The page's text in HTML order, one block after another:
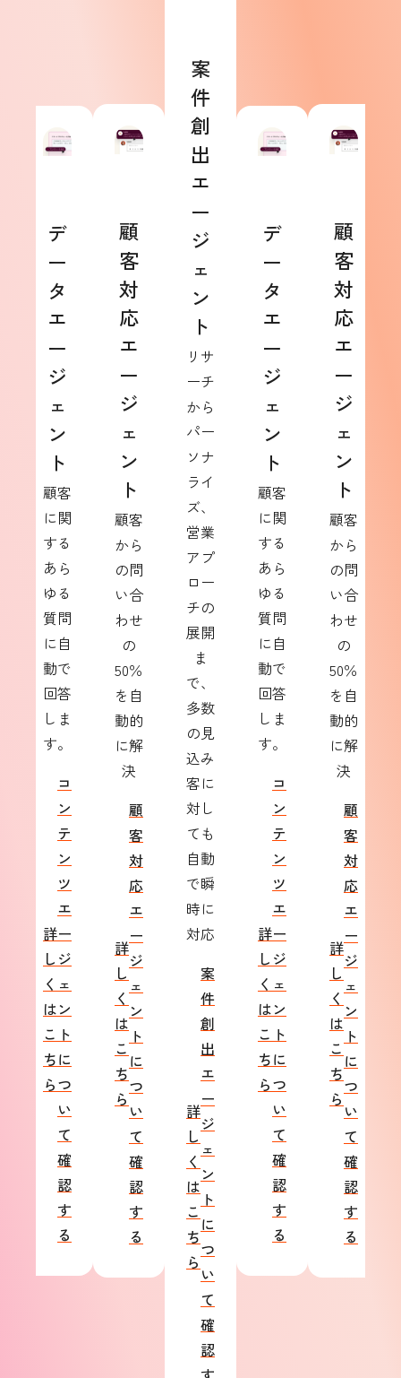
デ
ー
タ
エ
ー
ジ
ェ
ン
ト
顧客
に関
する
あら
ゆる
質問
に自
動で
回答
しま
す。
詳
し
く
は
こ
ち
ら
コ
ン
テ
ン
ツ
エ
ー
ジ
ェ
ン
ト
に
つ
い
て
確
認
す
る
顧
客
対
応
エ
ー
ジ
ェ
ン
ト
顧客
から
の問
い合
わせ
の
50％
を自
動的
に解
決
詳
し
く
は
こ
ち
ら
顧
客
対
応
エ
ー
ジ
ェ
ン
ト
に
つ
い
て
確
認
す
る
案
件
創
出
エ
ー
ジ
ェ
ン
ト
リサ
ーチ
から
パー
ソナ
ライ
ズ、
営業
アプ
ロー
チの
展開
ま
で、
多数
の見
込み
客に
対し
ても
自動
で瞬
時に
対応
詳
し
く
は
こ
ち
ら
案
件
創
出
エ
ー
ジ
ェ
ン
ト
に
つ
い
て
確
認
デ
ー
タ
エ
ー
ジ
ェ
ン
ト
顧客
に関
する
あら
ゆる
質問
に自
動で
回答
しま
す。
詳
し
く
は
こ
ち
ら
コ
ン
テ
ン
ツ
エ
ー
ジ
ェ
ン
ト
に
つ
い
て
確
認
す
る
顧
客
対
応
エ
ー
ジ
ェ
ン
ト
顧客
から
の問
い合
わせ
の
50％
を自
動的
に解
決
詳
し
く
は
こ
ち
ら
顧
客
対
応
エ
ー
ジ
ェ
ン
ト
に
つ
い
て
確
認
す
る